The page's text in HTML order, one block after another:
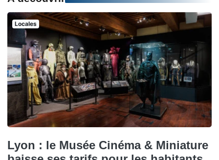
Locales
Lyon : le Musée Cinéma & Miniature